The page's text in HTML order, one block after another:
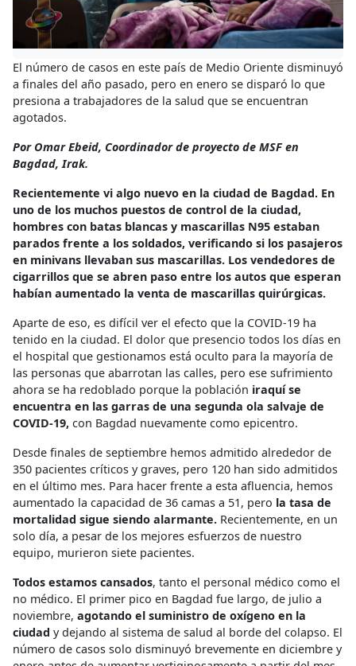
El número de casos en este país de Medio Oriente disminuyó
a finales del año pasado, pero en enero se disparó lo que
presiona a trabajadores de la salud que se encuentran
agotados.
Por Omar Ebeid, Coordinador de proyecto de MSF en
Bagdad, Irak.
Recientemente vi algo nuevo en la ciudad de Bagdad. En
uno de los muchos puestos de control de la ciudad,
hombres con batas blancas y mascarillas N95 estaban
parados frente a los soldados, verificando si los pasajeros
en minivans llevaban sus mascarillas. Los vendedores de
cigarrillos que se abren paso entre los autos que esperan
habían aumentado la venta de mascarillas quirúrgicas.
Aparte de eso, es difícil ver el efecto que la COVID-19 ha
tenido en la ciudad. El dolor que presencio todos los días en
el hospital que gestionamos está oculto para la mayoría de
las personas que abarrotan las calles, pero ese sufrimiento
ahora se ha redoblado porque la población iraquí se
encuentra en las garras de una segunda ola salvaje de
COVID-19, con Bagdad nuevamente como epicentro.
Desde finales de septiembre hemos admitido alrededor de
350 pacientes críticos y graves, pero 120 han sido admitidos
en el último mes. Para hacer frente a esta afluencia, hemos
aumentado la capacidad de 36 camas a 51, pero la tasa de
mortalidad sigue siendo alarmante. Recientemente, en un
solo día, a pesar de los mejores esfuerzos de nuestro
equipo, murieron siete pacientes.
Todos estamos cansados, tanto el personal médico como el
no médico. El primer pico en Bagdad fue largo, de julio a
noviembre, agotando el suministro de oxígeno en la
ciudad y dejando al sistema de salud al borde del colapso. El
número de casos solo disminuyó brevemente en diciembre y